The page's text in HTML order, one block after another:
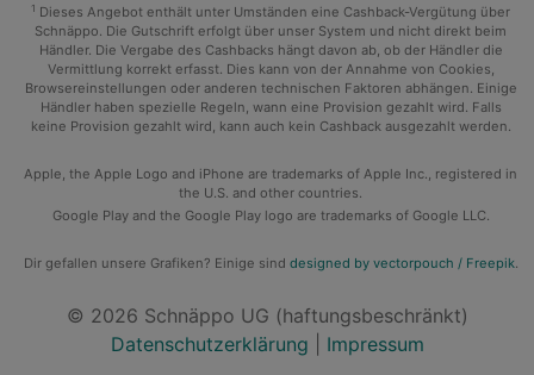
1 Dieses Angebot enthält unter Umständen eine Cashback-Vergütung über
Schnäppo. Die Gutschrift erfolgt über unser System und nicht direkt beim
Händler. Die Vergabe des Cashbacks hängt davon ab, ob der Händler die
Vermittlung korrekt erfasst. Dies kann von der Annahme von Cookies,
Browsereinstellungen oder anderen technischen Faktoren abhängen. Einige
Händler haben spezielle Regeln, wann eine Provision gezahlt wird. Falls
keine Provision gezahlt wird, kann auch kein Cashback ausgezahlt werden.
Apple, the Apple Logo and iPhone are trademarks of Apple Inc., registered in
the U.S. and other countries.
Google Play and the Google Play logo are trademarks of Google LLC.
Dir gefallen unsere Grafiken? Einige sind designed by vectorpouch / Freepik.
© 2026 Schnäppo UG (haftungsbeschränkt)
Datenschutzerklärung
Impressum